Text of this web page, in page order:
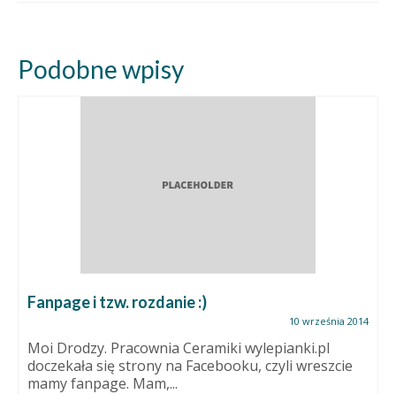
Podobne wpisy
Fanpage i tzw. rozdanie :)
10 września 2014
Moi Drodzy. Pracownia Ceramiki wylepianki.pl
doczekała się strony na Facebooku, czyli wreszcie
mamy fanpage. Mam,...